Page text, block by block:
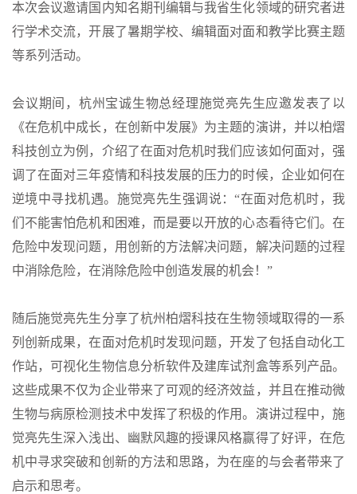
本次会议邀请国内知名期刊编辑与我省生化领域的研究者进
行学术交流，开展了暑期学校、编辑面对面和教学比赛主题
等系列活动。
会议期间，杭州宝诚生物总经理施觉亮先生应邀发表了以
《在危机中成长，在创新中发展》为主题的演讲，并以柏熠
科技创立为例，介绍了在面对危机时我们应该如何面对，强
调了在面对三年疫情和科技发展的压力的时候，企业如何在
逆境中寻找机遇。施觉亮先生强调说：“在面对危机时，我
们不能害怕危机和困难，而是要以开放的心态看待它们。在
危险中发现问题，用创新的方法解决问题，解决问题的过程
中消除危险，在消除危险中创造发展的机会！”
随后施觉亮先生分享了杭州柏熠科技在生物领域取得的一系
列创新成果，在面对危机时发现问题，开发了包括自动化工
作站，可视化生物信息分析软件及建库试剂盒等系列产品。
这些成果不仅为企业带来了可观的经济效益，并且在推动微
生物与病原检测技术中发挥了积极的作用。演讲过程中，施
觉亮先生深入浅出、幽默风趣的授课风格赢得了好评，在危
机中寻求突破和创新的方法和思路，为在座的与会者带来了
启示和思考。